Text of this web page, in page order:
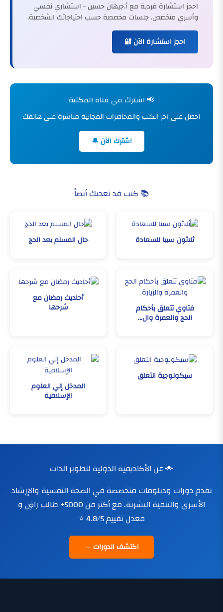
احجز استشارة فردية مع أ.جيهان حسين - استشاري نفسي
وأسري متخصص. جلسات مخصصة حسب احتياجاتك الشخصية.
احجز استشارة الآن 🔐
📢 اشترك في قناة المكتبة
احصل على آخر الكتب والمحاضرات المجانية مباشرة على هاتفك
اشترك الآن 🔔
📚 كتب قد تعجبك أيضاً
ثلاثون سببا للسعادة حال المسلم بعد الحج
فتاوي تتعلق بأحكام
الحج والعمرة وال...
أحاديث رمضان مع
شرحها
سيكولوجية التعلق
المدخل إلي العلوم
الإسلامية
🌟 عن الأكاديمية الدولية لتطوير الذات
نقدم دورات ودبلومات متخصصة في الصحة النفسية والإرشاد
الأسري والتنمية البشرية. مع أكثر من 5000+ طالب راضٍ و
معدل تقييم 4.8/5 ⭐
اكتشف الدورات →